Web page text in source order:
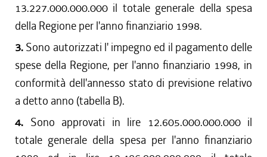
13.227.000.000.000 il totale generale della spesa
della Regione per l'anno finanziario 1998.
3. Sono autorizzati l' impegno ed il pagamento delle
spese della Regione, per l'anno finanziario 1998, in
conformità dell'annesso stato di previsione relativo
a detto anno (tabella B).
4. Sono approvati in lire 12.605.000.000.000 il
totale generale della spesa per l'anno finanziario